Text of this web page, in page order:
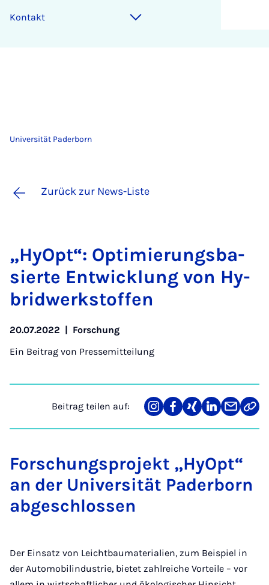
Kontakt
Universität Paderborn
Zurück zur News-Liste
„Hy­Opt“: Op­ti­mie­rungs­ba­
sier­te Ent­wick­lung von Hy­
brid­werk­stof­fen
20.07.2022 | Forschung
Ein Beitrag von Pressemitteilung
Beitrag teilen auf:
Teilen
auf
Teilen
auf
Teilen
auf
Teilen
auf
Teilen
über
Mail
Link
Forschungsprojekt „HyOpt“
an der Universität Paderborn
abgeschlossen
Der Einsatz von Leichtbaumaterialien, zum Beispiel in
der Automobilindustrie, bietet zahlreiche Vorteile – vor